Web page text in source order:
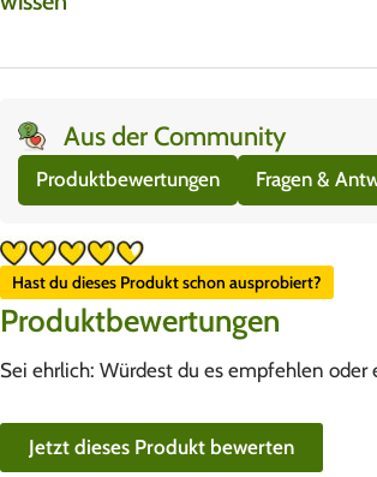
Aus der Community
Produktbewertungen Fragen &
Hast du dieses Produkt schon ausprobiert?
Produktbewertungen
Sei ehrlich: Würdest du es empfehlen oder
Jetzt dieses Produkt bewerten